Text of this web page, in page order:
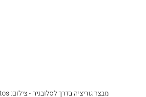
מבצר גוריציה בדרך לסלובניה - צילום: Depositphotos